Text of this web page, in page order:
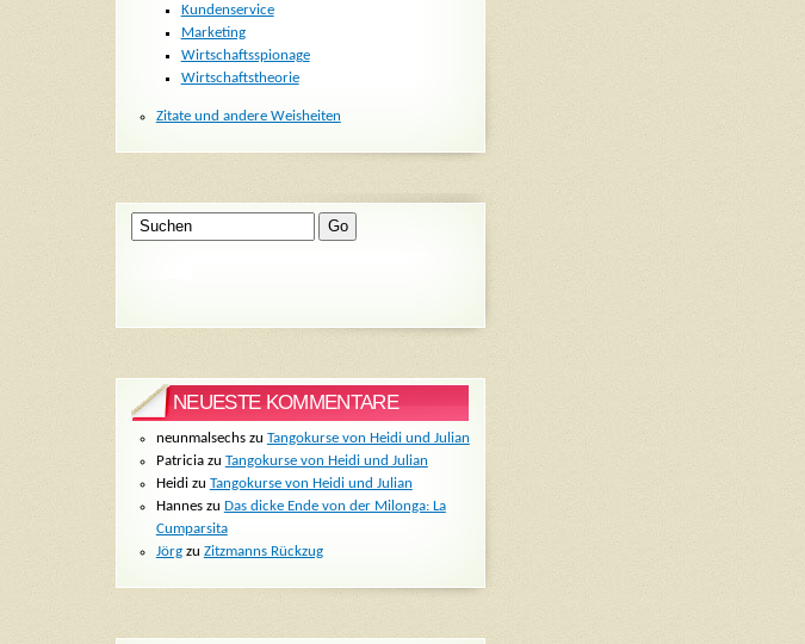
Kundenservice
Marketing
Wirtschaftsspionage
Wirtschaftstheorie
Zitate und andere Weisheiten
NEUESTE KOMMENTARE
neunmalsechszu Tangokurse von Heidi und Julian
Patriciazu Tangokurse von Heidi und Julian
Heidizu Tangokurse von Heidi und Julian
Hanneszu Das dicke Ende von der Milonga: La
Cumparsita
Jörgzu Zitzmanns Rückzug